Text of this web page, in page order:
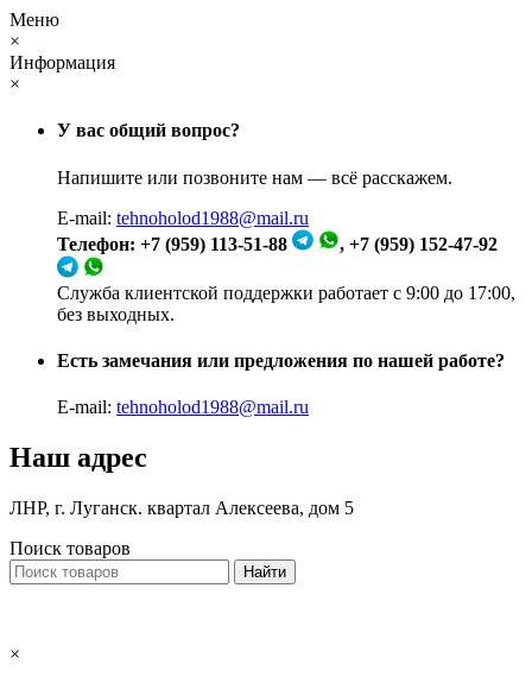
Меню
×
Информация
×
У вас общий вопрос?
Напишите или позвоните нам — всё расскажем.
E-mail: tehnoholod1988@mail.ru
Телефон: +7 (959) 113-51-88
, +7 (959) 152-47-92
Служба клиентской поддержки работает с 9:00 до 17:00,
без выходных.
Есть замечания или предложения по нашей работе?
E-mail: tehnoholod1988@mail.ru
Наш адрес
ЛНР, г. Луганск. квартал Алексеева, дом 5
Поиск товаров
×